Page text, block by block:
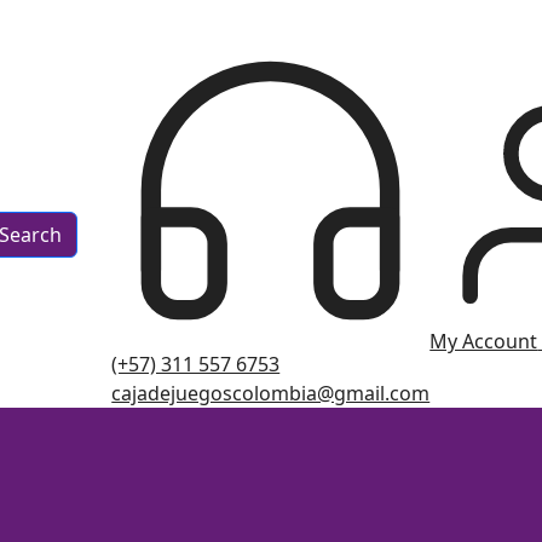
Search
(+57) 311 557 6753
cajadejuegoscolombia@gmail.com
My Account